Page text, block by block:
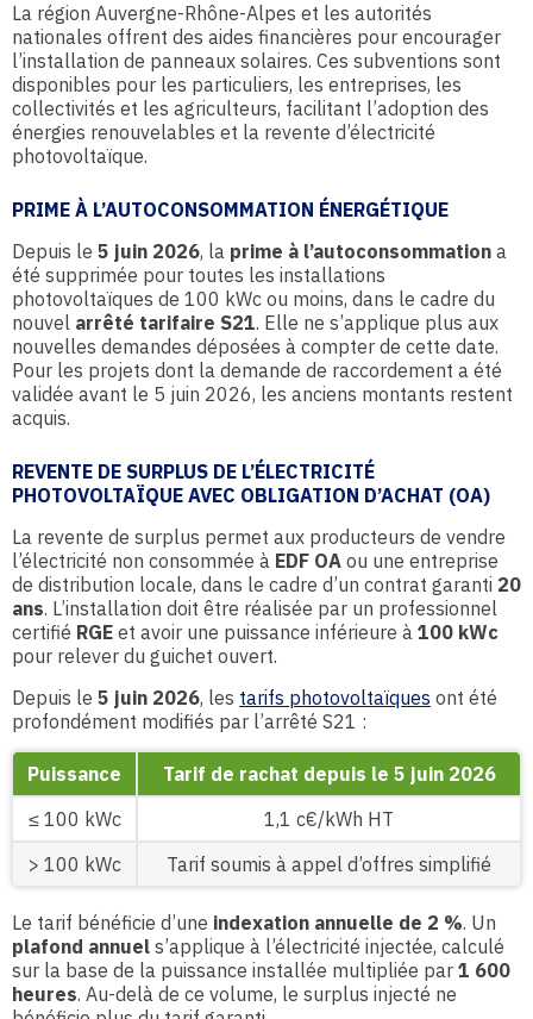
La région Auvergne-Rhône-Alpes et les autorités
nationales offrent des aides financières pour encourager
l’installation de panneaux solaires. Ces subventions sont
disponibles pour les particuliers, les entreprises, les
collectivités et les agriculteurs, facilitant l’adoption des
énergies renouvelables et la revente d’électricité
photovoltaïque.
PRIME À L’AUTOCONSOMMATION ÉNERGÉTIQUE
Depuis le 5 juin 2026, la prime à l’autoconsommation a
été supprimée pour toutes les installations
photovoltaïques de 100 kWc ou moins, dans le cadre du
nouvel arrêté tarifaire S21. Elle ne s’applique plus aux
nouvelles demandes déposées à compter de cette date.
Pour les projets dont la demande de raccordement a été
validée avant le 5 juin 2026, les anciens montants restent
acquis.
REVENTE DE SURPLUS DE L’ÉLECTRICITÉ
PHOTOVOLTAÏQUE AVEC OBLIGATION D’ACHAT (OA)
La revente de surplus permet aux producteurs de vendre
l’électricité non consommée à EDF OA ou une entreprise
de distribution locale, dans le cadre d’un contrat garanti 20
ans. L’installation doit être réalisée par un professionnel
certifié RGE et avoir une puissance inférieure à 100 kWc
pour relever du guichet ouvert.
Depuis le 5 juin 2026, les tarifs photovoltaïques ont été
profondément modifiés par l’arrêté S21 :
Puissance
Tarif de rachat depuis le 5 juin 2026
≤ 100 kWc
1,1 c€/kWh HT
> 100 kWc
Tarif soumis à appel d’offres simplifié
Le tarif bénéficie d’une indexation annuelle de 2 %. Un
plafond annuel s’applique à l’électricité injectée, calculé
sur la base de la puissance installée multipliée par 1 600
heures. Au-delà de ce volume, le surplus injecté ne